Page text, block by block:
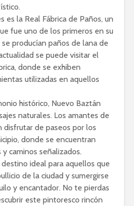
la Real Fábrica de Paños, un
fue uno de los primeros en su
producían paños de lana de
se puede visitar el
donde se exhiben
utilizadas en aquellos
histórico, Nuevo Baztán
naturales. Los amantes de
disfrutar de paseos por los
donde se encuentran
caminos señalizados.
destino ideal para aquellos que
de la ciudad y sumergirse
y encantador. No te pierdas
este pintoresco rincón